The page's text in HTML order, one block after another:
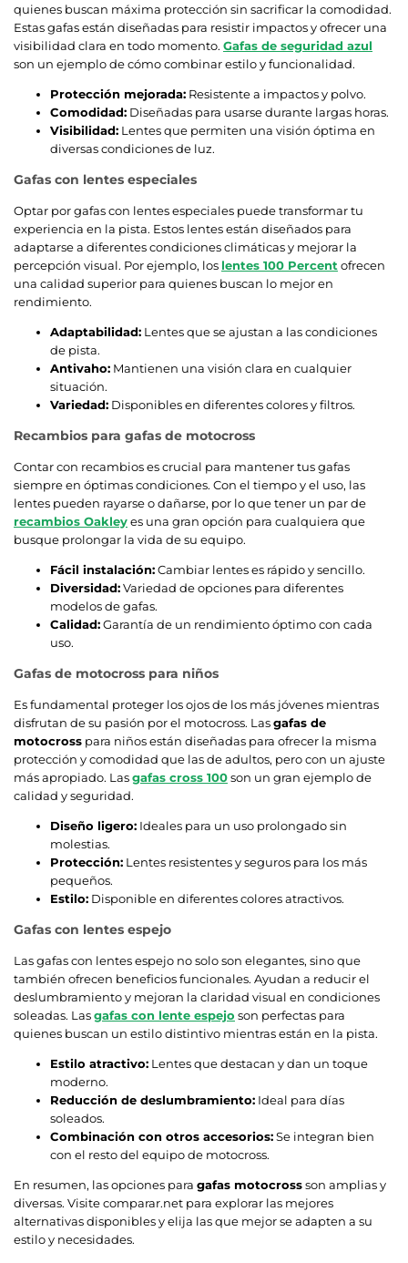
quienes buscan máxima protección sin sacrificar la comodidad.
Estas gafas están diseñadas para resistir impactos y ofrecer una
visibilidad clara en todo momento. Gafas de seguridad azul
son un ejemplo de cómo combinar estilo y funcionalidad.
Protección mejorada: Resistente a impactos y polvo.
Comodidad: Diseñadas para usarse durante largas horas.
Visibilidad: Lentes que permiten una visión óptima en
diversas condiciones de luz.
Gafas con lentes especiales
Optar por gafas con lentes especiales puede transformar tu
experiencia en la pista. Estos lentes están diseñados para
adaptarse a diferentes condiciones climáticas y mejorar la
percepción visual. Por ejemplo, los lentes 100 Percent ofrecen
una calidad superior para quienes buscan lo mejor en
rendimiento.
Adaptabilidad: Lentes que se ajustan a las condiciones
de pista.
Antivaho: Mantienen una visión clara en cualquier
situación.
Variedad: Disponibles en diferentes colores y filtros.
Recambios para gafas de motocross
Contar con recambios es crucial para mantener tus gafas
siempre en óptimas condiciones. Con el tiempo y el uso, las
lentes pueden rayarse o dañarse, por lo que tener un par de
recambios Oakleyes una gran opción para cualquiera que
busque prolongar la vida de su equipo.
Fácil instalación:Cambiar lentes es rápido y sencillo.
Diversidad:Variedad de opciones para diferentes
modelos de gafas.
Calidad:Garantía de un rendimiento óptimo con cada
uso.
Gafas de motocross para niños
Es fundamental proteger los ojos de los más jóvenes mientras
disfrutan de su pasión por el motocross. Lasgafas de
motocross para niños están diseñadas para ofrecer la misma
protección y comodidad que las de adultos, pero con un ajuste
más apropiado. Lasgafas cross 100son un gran ejemplo de
calidad y seguridad.
Diseño ligero: Ideales para un uso prolongado sin
molestias.
Protección: Lentes resistentes y seguros para los más
pequeños.
Estilo: Disponible en diferentes colores atractivos.
Gafas con lentes espejo
Las gafas con lentes espejo no solo son elegantes, sino que
también ofrecen beneficios funcionales. Ayudan a reducir el
deslumbramiento y mejoran la claridad visual en condiciones
soleadas. Lasgafas con lente espejo son perfectas para
quienes buscan un estilo distintivo mientras están en la pista.
Estilo atractivo: Lentes que destacan y dan un toque
moderno.
Reducción de deslumbramiento: Ideal para días
soleados.
Combinación con otros accesorios:Se integran bien
con el resto del equipo de motocross.
En resumen, las opciones para gafas motocrossson amplias y
diversas. Visite comparar.net para explorar las mejores
alternativas disponibles y elija las que mejor se adapten a su
estilo y necesidades.